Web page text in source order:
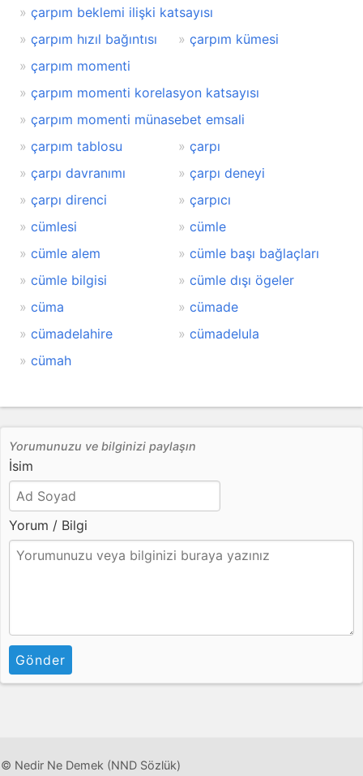
çarpım beklemi ilişki katsayısı
çarpım hızıl bağıntısı
çarpım kümesi
çarpım momenti
çarpım momenti korelasyon katsayısı
çarpım momenti münasebet emsali
çarpım tablosu
çarpı
çarpı davranımı
çarpı deneyi
çarpı direnci
çarpıcı
cümlesi
cümle
cümle alem
cümle başı bağlaçları
cümle bilgisi
cümle dışı ögeler
cüma
cümade
cümadelahire
cümadelula
cümah
Yorumunuzu ve bilginizi paylaşın
İsim
Yorum / Bilgi
Gönder
© Nedir Ne Demek (NND Sözlük)